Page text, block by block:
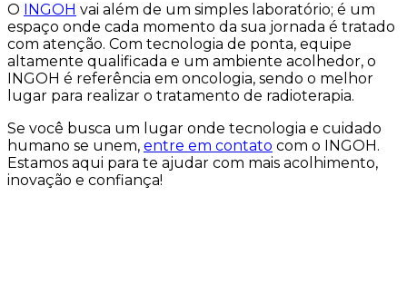
O INGOH vai além de um simples laboratório; é um
espaço onde cada momento da sua jornada é tratado
com atenção. Com tecnologia de ponta, equipe
altamente qualificada e um ambiente acolhedor, o
INGOH é referência em oncologia, sendo o melhor
lugar para realizar o tratamento de radioterapia.
Se você busca um lugar onde tecnologia e cuidado
humano se unem, entre em contato com o INGOH.
Estamos aqui para te ajudar com mais acolhimento,
inovação e confiança!